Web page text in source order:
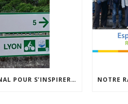
CROSS4MOBILITY À ÉPINAL POUR S’INSPIRER D’UNE POLITIQUE DE MOBILITÉ INNOVANTE…